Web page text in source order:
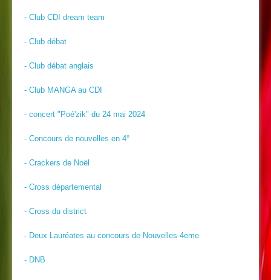
- Club CDI dream team
- Club débat
- Club débat anglais
- Club MANGA au CDI
- concert "Poé'zik" du 24 mai 2024
- Concours de nouvelles en 4°
- Crackers de Noël
- Cross départemental
- Cross du district
- Deux Lauréates au concours de Nouvelles 4eme
- DNB